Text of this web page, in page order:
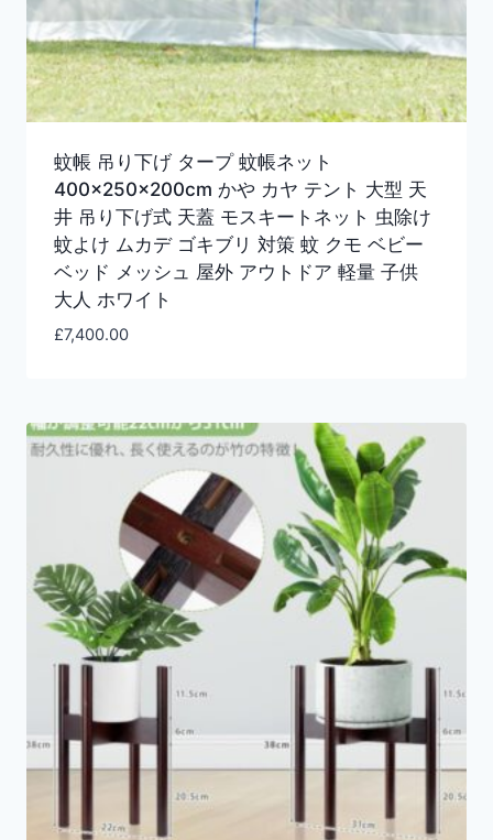
蚊帳 吊り下げ タープ 蚊帳ネット
400×250×200cm かや カヤ テント 大型 天
井 吊り下げ式 天蓋 モスキートネット 虫除け
蚊よけ ムカデ ゴキブリ 対策 蚊 クモ ベビー
ベッド メッシュ 屋外 アウトドア 軽量 子供
大人 ホワイト
£7,400.00